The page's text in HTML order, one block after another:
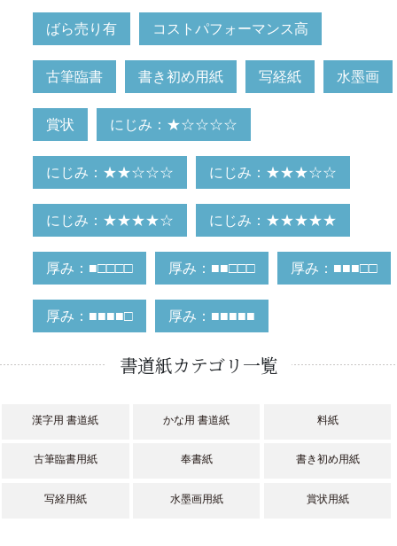
ばら売り有 コストパフォーマンス高
古筆臨書 書き初め用紙 写経紙 水墨画
賞状 にじみ：★☆☆☆☆
にじみ：★★☆☆☆ にじみ：★★★☆☆
にじみ：★★★★☆ にじみ：★★★★★
厚み：■□□□□ 厚み：■■□□□ 厚み：■■■□□
厚み：■■■■□ 厚み：■■■■■
書道紙カテゴリ一覧
漢字用 書道紙 かな用 書道紙 料紙
古筆臨書用紙 奉書紙 書き初め用紙
写経用紙 水墨画用紙 賞状用紙